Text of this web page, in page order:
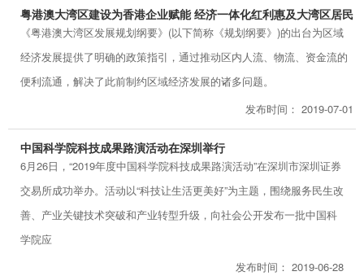
粤港澳大湾区建设为香港企业赋能 经济一体化红利惠及大湾区居民
《粤港澳大湾区发展规划纲要》(以下简称《规划纲要》)的出台为区域
经济发展提供了明确的政策指引，通过推动区内人流、物流、资金流的
便利流通，解决了此前制约区域经济发展的诸多问题。
发布时间： 2019-07-01
中国科学院科技成果路演活动在深圳举行
6月26日，“2019年度中国科学院科技成果路演活动”在深圳市深圳证券
交易所成功举办。活动以“科技让生活更美好”为主题，围绕服务民生改
善、产业关键技术突破和产业转型升级，向社会公开发布一批中国科
学院应
发布时间： 2019-06-28